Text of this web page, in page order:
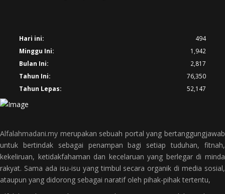
Hari ini:
494
Minggu Ini:
1,942
Bulan Ini:
2,817
Tahun Ini:
76,350
Tahun Lepas:
52,147
Alfalahmadani.my merupakan sebuah portal yang bertanggungjawab
untuk bertindak sebagai penampan bagi setiap tuduhan, fitnah,
kekeliruan, ketidakfahaman dan kecelaruan yang berlegar di minda
rakyat. Sama ada isu-isu yang timbul secara organik di media sosial,
ataupun yang didorong sebagai naratif oleh pihak-pihak tertentu,